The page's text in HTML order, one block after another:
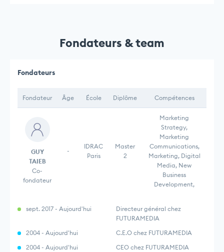
Fondateurs & team
Fondateurs
Fondateur Âge École Diplôme Compétences
GUY
TAIEB
Co-
fondateur
-
IDRAC
Paris
Master
2
Marketing
Strategy,
Marketing
Communications,
Marketing, Digital
Media, New
Business
Development,
sept. 2017 - Aujourd'hui
Directeur général chez
FUTURAMEDIA
2004 - Aujourd'hui
C.E.O chez FUTURAMEDIA
2004 - Aujourd'hui
CEO chez FUTURAMEDIA